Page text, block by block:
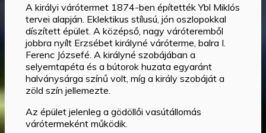
A királyi várótermet 1874-ben építették Ybl Miklós
tervei alapján. Eklektikus stílusú, jón oszlopokkal
díszített épület. A középső, nagy váróteremből
jobbra nyílt Erzsébet királyné váróterme, balra I.
Ferenc Józsefé. A királyné szobájában a
selyemtapéta és a bútorok huzata egyaránt
halványsárga színű volt, míg a király szobáját a
zöld szín jellemezte.
Az épület jelenleg a gödöllői vasútállomás
várótermeként működik.